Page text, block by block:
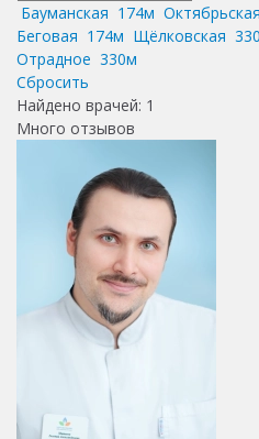
Бауманская 174м Октябрьская
Беговая 174м Щёлковская
Отрадное 330м
Сбросить
Найдено врачей: 1
Много отзывов